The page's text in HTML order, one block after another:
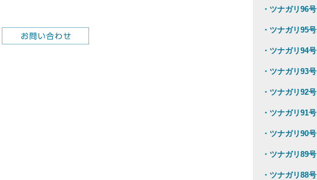
・ツナガリ96号
・ツナガリ95号
・ツナガリ94号
・ツナガリ93号
・ツナガリ92号
・ツナガリ91号
・ツナガリ90号
・ツナガリ89号
・ツナガリ88号